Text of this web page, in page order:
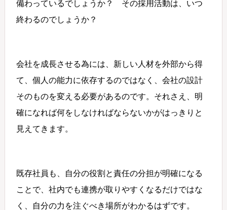
備わっているでしょうか？ その採用活動は、いつ
終わるのでしょうか？
会社を成長させる為には、新しい人材を外部から得
て、個人の能力に依存するのではなく、会社の設計
そのものを変える必要があるのです。それさえ、明
確になれば何をしなければならないかがはっきりと
見えてきます。
既存社員も、自分の役割と責任の分担が明確になる
ことで、社内でも連携が取りやすくなるだけではな
く、自分の力を注ぐべき場所がわかるはずです。